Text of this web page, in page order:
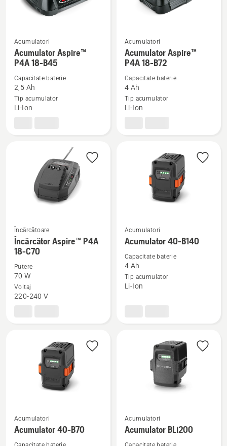
Vezi
mai
multe
detalii
despre
Acumulator
Acumulatori
Acumulator Aspire™
P4A 18-B45
Capacitate baterie
2,5 Ah
Tip acumulator
Li-Ion
Vezi
mai
multe
detalii
despre
Acumulator
Acumulatori
Acumulator Aspire™
P4A 18-B72
Capacitate baterie
4 Ah
Tip acumulator
Li-Ion
Vezi
mai
multe
detalii
despre
Încărcător
Încărcătoare
Încărcător Aspire™ P4A
18-C70
Putere
70 W
Voltaj
220-240 V
Vezi
multe
detalii
despre
Acumulatori
Acumulator 40-B140
Capacitate baterie
4 Ah
Tip acumulator
Li-Ion
Vezi
mai
Acumulatori
Acumulator 40-B70
Vezi
mai
Acumulatori
Acumulator BLi200